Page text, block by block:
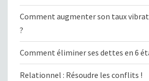
Comment augmenter son taux
?
Comment éliminer ses dettes en 6
Relationnel : Résoudre les conflits !